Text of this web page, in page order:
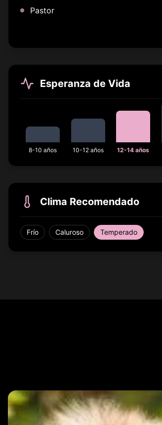
Pastor
Esperanza de Vida
8-10 años 10-12 años 12-14 años
Clima Recomendado
Frío Caluroso Temperado